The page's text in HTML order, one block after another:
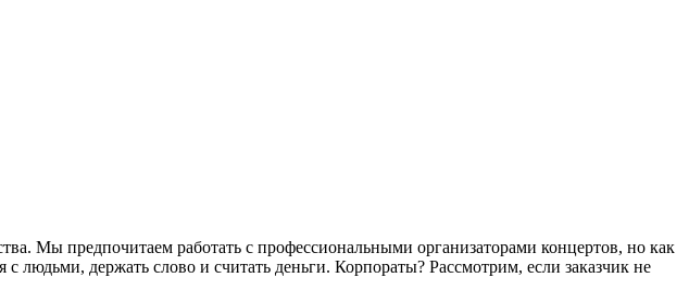
Мы предпочитаем работать с профессиональными организаторами концертов, но как
людьми, держать слово и считать деньги. Корпораты? Рассмотрим, если заказчик не